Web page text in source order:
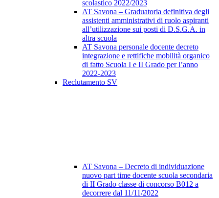
scolastico 2022/2023
AT Savona – Graduatoria definitiva degli
assistenti amministrativi di ruolo aspiranti
all’utilizzazione sui posti di D.S.G.A. in
altra scuola
AT Savona personale docente decreto
integrazione e rettifiche mobilità organico
di fatto Scuola I e II Grado per l’anno
2022-2023
Reclutamento SV
AT Savona – Decreto di individuazione
nuovo part time docente scuola secondaria
di II Grado classe di concorso B012 a
decorrere dal 11/11/2022